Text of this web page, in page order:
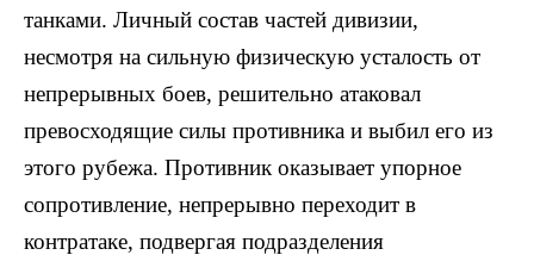
танками. Личный состав частей дивизии,
несмотря на сильную физическую усталость от
непрерывных боев, решительно атаковал
превосходящие силы противника и выбил его из
этого рубежа. Противник оказывает упорное
сопротивление, непрерывно переходит в
контратаке, подвергая подразделения